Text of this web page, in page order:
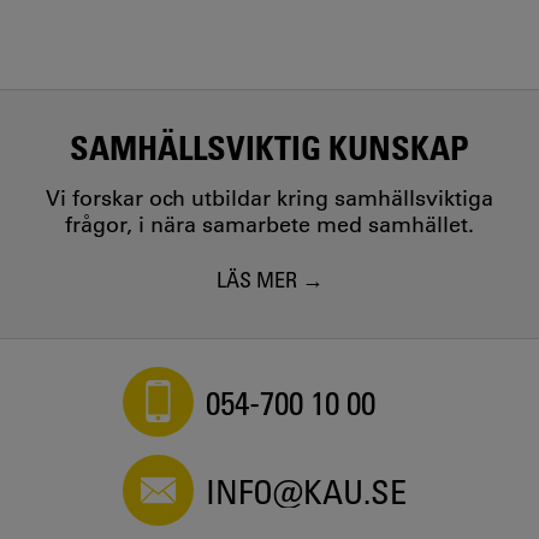
SAMHÄLLSVIKTIG KUNSKAP
Vi forskar och utbildar kring samhällsviktiga
frågor, i nära samarbete med samhället.
LÄS MER
054-700 10 00
INFO@KAU.SE